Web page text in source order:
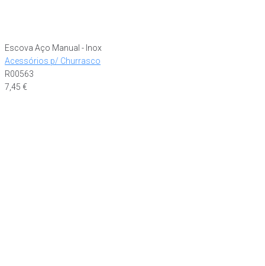
Escova Aço Manual - Inox
Acessórios p/ Churrasco
R00563
7,45 €